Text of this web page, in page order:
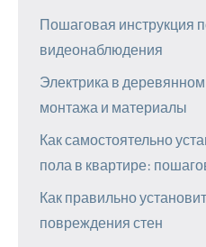
Пошаговая инструкция
видеонаблюдения
Электрика в
монтажа и материалы
Как самостоятельно
пола в квартире:
Как правильно
повреждения стен